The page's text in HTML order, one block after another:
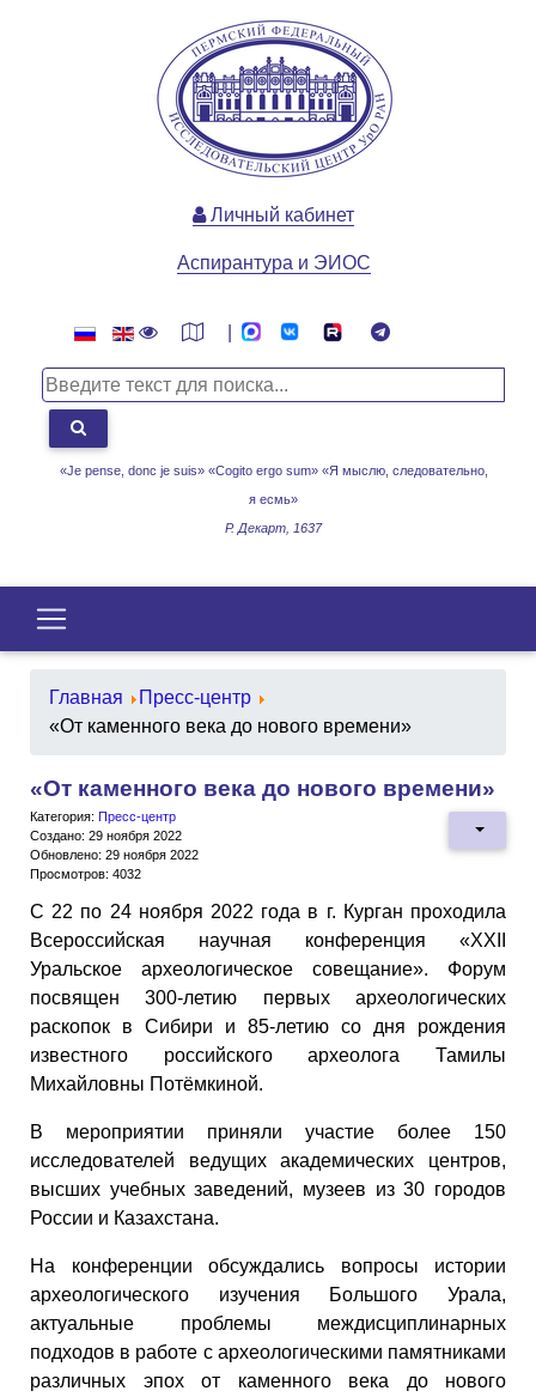
«Je pense, donc je suis» «Cogito ergo sum» «Я мыслю, следовательно,
я есмь»
Р. Декарт, 1637
Личный кабинет
Аспирантура и ЭИОС
Главная
Пресс-центр
«От каменного века до нового времени»
«От каменного века до нового времени»
Категория: Пресс-центр
Создано: 29 ноября 2022
Обновлено: 29 ноября 2022
Просмотров: 4032
С 22 по 24 ноября 2022 года в г. Курган проходила
Всероссийская научная конференция «XXII
Уральское археологическое совещание». Форум
посвящен 300-летию первых археологических
раскопок в Сибири и 85-летию со дня рождения
известного российского археолога Тамилы
Михайловны Потёмкиной.
В мероприятии приняли участие более 150
исследователей ведущих академических центров,
высших учебных заведений, музеев из 30 городов
России и Казахстана.
На конференции обсуждались вопросы истории
археологического изучения Большого Урала,
актуальные проблемы междисциплинарных
подходов в работе с археологическими памятниками
различных эпох от каменного века до нового